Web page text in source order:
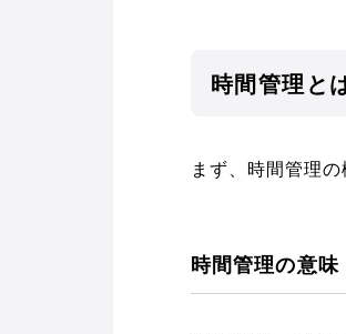
時間管理と
まず、時間管理の
時間管理の意味